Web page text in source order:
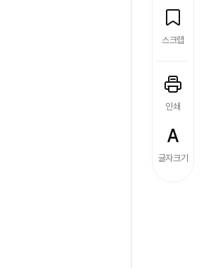
스크랩
인쇄
글자크기